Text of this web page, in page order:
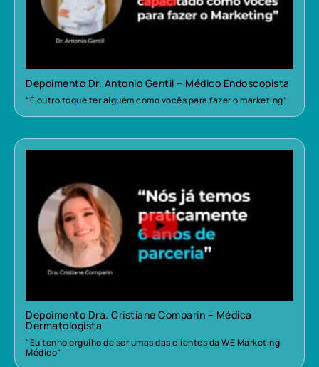
Depoimento Dr. Antonio Gentil – Médico Endoscopista
“É outro toque ter alguém como vocês para fazer o marketing”
Depoimento Dra. Cristiane Comparin – Médica
Dermatologista
“Eu tenho orgulho de ser umas das clientes da WE Marketing
Médico”